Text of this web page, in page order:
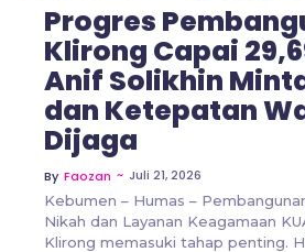
Progres
Klirong Capai
Anif Solikhin
dan Ketepatan
Dijaga
By Faozan ~ Juli 21, 2026
Kebumen – Humas –
Nikah dan Layanan Keagamaan
Klirong memasuki tahap penting.